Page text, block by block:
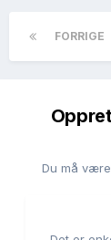
FORRIGE
Du må